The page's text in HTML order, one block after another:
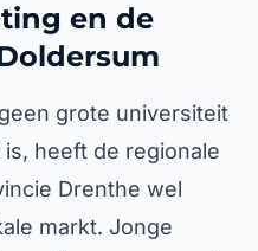
en de
grote universiteit
heeft de regionale
Drenthe wel
markt. Jonge